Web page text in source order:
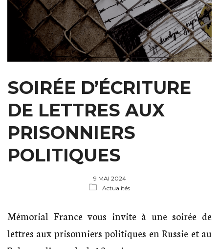
SOIRÉE D’ÉCRITURE
DE LETTRES AUX
PRISONNIERS
POLITIQUES
9 MAI 2024
Actualités
Mémorial France vous invite à une soirée de
lettres aux prisonniers politiques en Russie et au